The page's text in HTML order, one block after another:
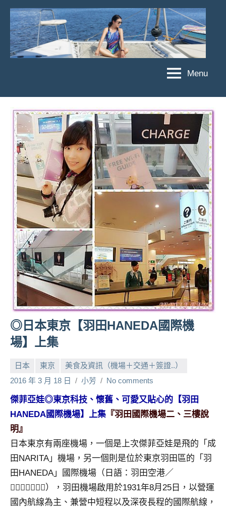
Skip
content
菲
亞
娃
JEFFIA
FANG
亞
娃
粉
絲
團、
主
題
旅
遊、
達
人
帶
路、
旅
遊
節
目
來
賓、
News
探
號
節
班
底、
外
景
節
目
主
持、
Menu
◎日本東京【羽田HANEDA國際機
場】上集
日本 東京
美食及資訊（機場＋交通＋簽證..）
2016 年 3 月 18 日
小芳 No comments
傑菲亞娃◎東京科技、懷舊、可愛又貼心的【羽田
HANEDA國際機場】上集 『羽田國際機場二、三樓說
明』
日本東京有兩座機場，一個是上次傑菲亞娃是飛的「成
田NARITA」機場，另一個則是位於東京羽田區的「羽
田HANEDA」國際機場（日語：羽田空港／
），羽田機場啟用於1931年8月25日，以營運
國內航線為主、兼營中短程以及深夜長程的國際航線，